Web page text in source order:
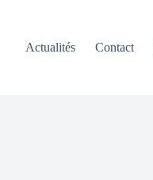
Actualités
Contact